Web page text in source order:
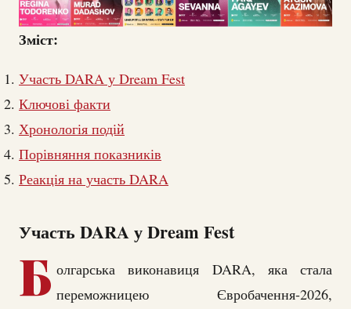
Зміст:
Участь DARA у Dream Fest
Ключові факти
Хронологія подій
Порівняння показників
Реакція на участь DARA
Участь DARA у Dream Fest
Б олгарська виконавиця DARA, яка стала
переможницею Євробачення-2026,